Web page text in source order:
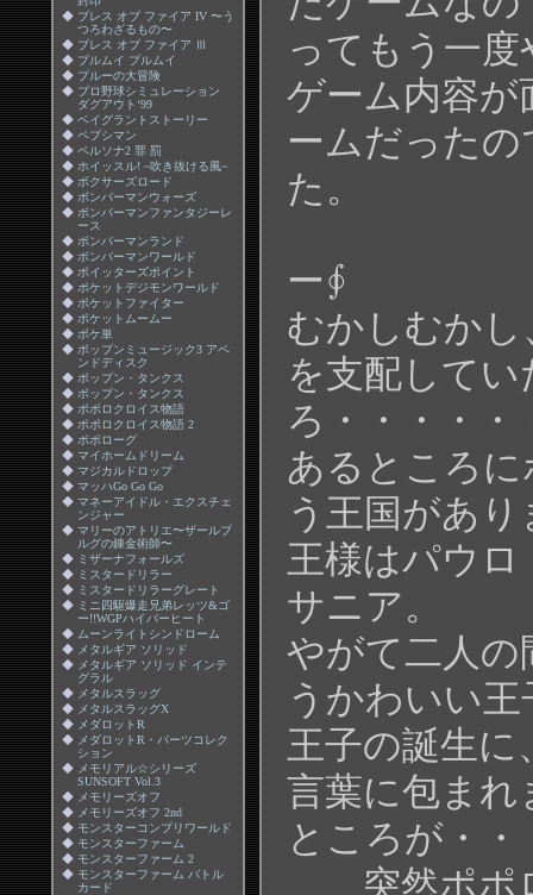
◆ ブレス オブ ファイア IV 〜う
つろわざるもの〜
◆ ブレス オブ ファイア Ⅲ
◆ プルムイ プルムイ
◆ プルーの大冒険
◆ プロ野球シミュレーション
ダグアウト‘99
◆ ベイグラントストーリー
◆ ペプシマン
◆ ペルソナ2 罪 罰
◆ ホイッスル! ~吹き抜ける風~
◆ ボクサーズロード
◆ ボンバーマンウォーズ
◆ ボンバーマンファンタジーレ
ース
◆ ボンバーマンランド
◆ ボンバーマンワールド
◆ ポイッターズポイント
◆ ポケットデジモンワールド
◆ ポケットファイター
◆ ポケットムームー
◆ ポケ単
◆ ポップンミュージック3 アペ
ンドディスク
◆ ポップン・タンクス
◆ ポップン・タンクス
◆ ポポロクロイス物語
◆ ポポロクロイス物語 2
◆ ポポローグ
◆ マイホームドリーム
◆ マジカルドロップ
◆ マッハGo Go Go
◆ マネーアイドル・エクスチェ
ンジャー
◆ マリーのアトリエ〜ザールブ
ルグの錬金術師〜
◆ ミザーナフォールズ
◆ ミスタードリラー
◆ ミスタードリラーグレート
◆ ミニ四駆爆走兄弟レッツ&ゴ
ー!!WGPハイパーヒート
◆ ムーンライトシンドローム
◆ メタルギア ソリッド
◆ メタルギア ソリッド インテ
グラル
◆ メタルスラッグ
◆ メタルスラッグX
◆ メダロットR
◆ メダロットR・パーツコレク
ション
◆ メモリアル☆シリーズ
SUNSOFT Vol.3
◆ メモリーズオフ
◆ メモリーズオフ 2nd
◆ モンスターコンプリワールド
◆ モンスターファーム
◆ モンスターファーム 2
◆ モンスターファーム バトル
カード
ってもう一
ゲーム内容が
ームだった
た。
ー∮
むかしむか
を支配してい
ろ・・・・・
あるところ
う王国があ
王様はパウ
サニア。
やがて二人
うかわいい
王子の誕生に
言葉に包まれ
ところが・・
突然ポポ